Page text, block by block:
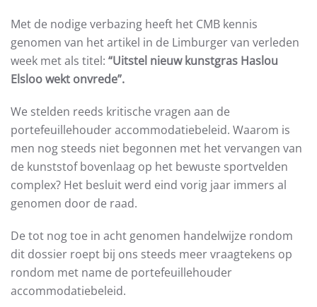
Met de nodige verbazing heeft het CMB kennis
genomen van het artikel in de Limburger van verleden
week met als titel: “Uitstel nieuw kunstgras Haslou
Elsloo wekt onvrede”.
We stelden reeds kritische vragen aan de
portefeuillehouder accommodatiebeleid. Waarom is
men nog steeds niet begonnen met het vervangen van
de kunststof bovenlaag op het bewuste sportvelden
complex? Het besluit werd eind vorig jaar immers al
genomen door de raad.
De tot nog toe in acht genomen handelwijze rondom
dit dossier roept bij ons steeds meer vraagtekens op
rondom met name de portefeuillehouder
accommodatiebeleid.